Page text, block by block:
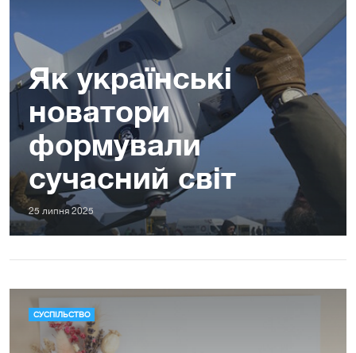
Як українські
новатори
формували
сучасний світ
25 липня 2025
СУСПІЛЬСТВО